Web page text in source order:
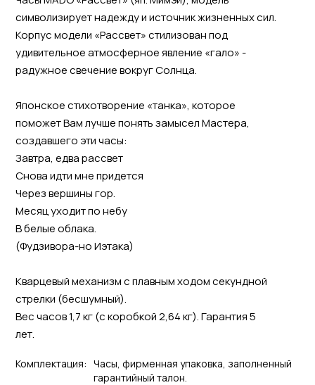
символизирует надежду и источник жизненных сил.
Корпус модели «Рассвет» стилизован под
удивительное атмосферное явление «гало» -
радужное свечение вокруг Солнца.
Японское стихотворение «танка», которое
поможет Вам лучше понять замысел Мастера,
создавшего эти часы:
Завтра, едва рассвет
Снова идти мне придется
Через вершины гор.
Месяц уходит по небу
В белые облака.
(Фудзивора-но Иэтака)
Кварцевый механизм с плавным ходом секундной
стрелки (бесшумный).
Вес часов 1,7 кг (с коробкой 2,64 кг). Гарантия 5
лет.
Комплектация: Часы, фирменная упаковка, заполненный
гарантийный талон.